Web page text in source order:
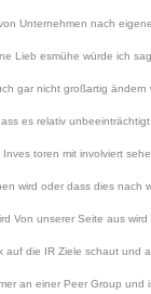
Unternehmen nach
Lieb esmühe würde ich
gar nicht großartig
es relativ
toren mit involviert
wird oder dass dies nach
Von unserer Seite aus
auf die IR Ziele schaut und
an einer Peer Group